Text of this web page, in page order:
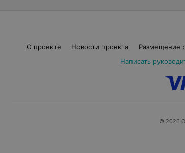
О проекте Новости проекта Размещение
Написать
© 2026